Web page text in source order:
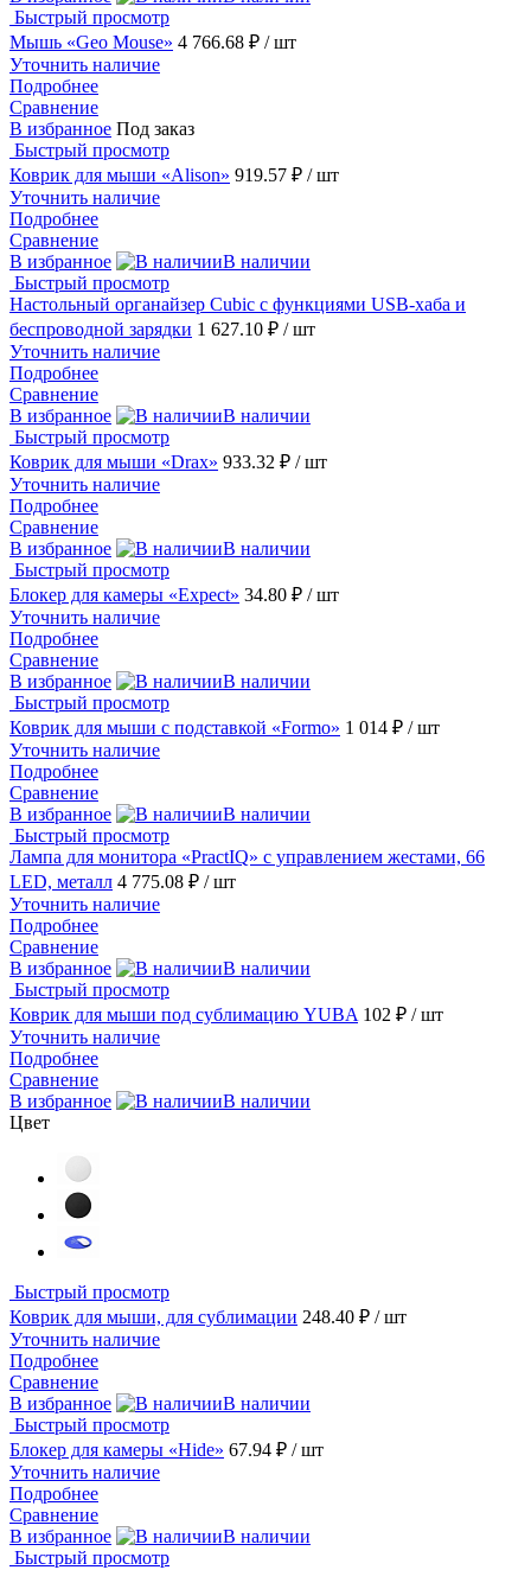
Быстрый просмотр
Мышь «Geo Mouse» 4 766.68 ₽ / шт
Уточнить наличие
Подробнее
Сравнение
В избранное Под заказ
Быстрый просмотр
Коврик для мыши «Alison» 919.57 ₽ / шт
Уточнить наличие
Подробнее
Сравнение
В избранное
В наличии
Быстрый просмотр
Настольный органайзер Cubic с функциями USB-хаба и
беспроводной зарядки 1 627.10 ₽ / шт
Уточнить наличие
Подробнее
Сравнение
В избранное
В наличии
Быстрый просмотр
Коврик для мыши «Drax» 933.32 ₽ / шт
Уточнить наличие
Подробнее
Сравнение
В избранное
В наличии
Быстрый просмотр
Блокер для камеры «Expect» 34.80 ₽ / шт
Уточнить наличие
Подробнее
Сравнение
В избранное
В наличии
Быстрый просмотр
Коврик для мыши с подставкой «Formo» 1 014 ₽ / шт
Уточнить наличие
Подробнее
Сравнение
В избранное
В наличии
Быстрый просмотр
Лампа для монитора «PractIQ» с управлением жестами, 66
LED, металл 4 775.08 ₽ / шт
Уточнить наличие
Подробнее
Сравнение
В избранное
В наличии
Быстрый просмотр
Коврик для мыши под сублимацию YUBA 102 ₽ / шт
Уточнить наличие
Подробнее
Сравнение
В избранное
В наличии
Цвет
Быстрый просмотр
Коврик для мыши, для сублимации 248.40 ₽ / шт
Уточнить наличие
Подробнее
Сравнение
В избранное
В наличии
Быстрый просмотр
Блокер для камеры «Hide» 67.94 ₽ / шт
Уточнить наличие
Подробнее
Сравнение
В избранное
В наличии
Быстрый просмотр